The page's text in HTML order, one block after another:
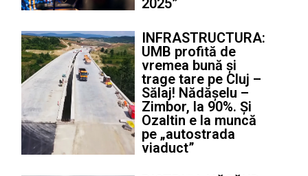
2025”
INFRASTRUCTURA:
UMB profită de
vremea bună și
trage tare pe Cluj –
Sălaj! Nădășelu –
Zimbor, la 90%. Și
Ozaltin e la muncă
pe „autostrada
viaduct”